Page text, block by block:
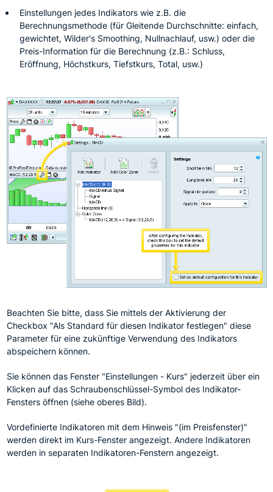
Einstellungen jedes Indikators wie z.B. die
Berechnungsmethode (für Gleitende Durchschnitte: einfach,
gewichtet, Wilder's Smoothing, Nullnachlauf, usw.) oder die
Preis-Information für die Berechnung (z.B.: Schluss,
Eröffnung, Höchstkurs, Tiefstkurs, Total, usw.)
Beachten Sie bitte, dass Sie mittels der Aktivierung der
Checkbox "Als Standard für diesen Indikator festlegen" diese
Parameter für eine zukünftige Verwendung des Indikators
abspeichern können.
Sie können das Fenster "Einstellungen - Kurs" jederzeit über ein
Klicken auf das Schraubenschlüssel-Symbol des Indikator-
Fensters öffnen (siehe oberes Bild).
Vordefinierte Indikatoren mit dem Hinweis "(im Preisfenster)"
werden direkt im Kurs-Fenster angezeigt. Andere Indikatoren
werden in separaten Indikatoren-Fenstern angezeigt.